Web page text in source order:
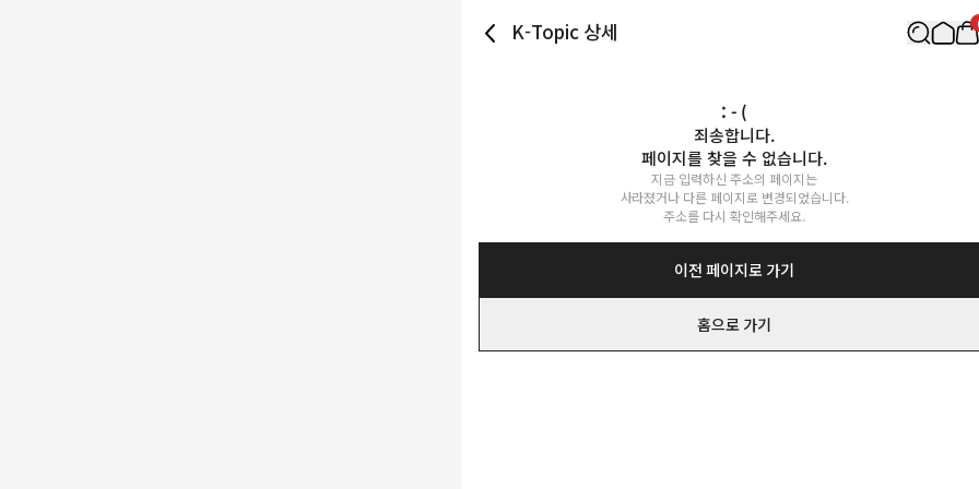
K-Topic 상세
: - (
죄송합니다.
페이지를 찾을 수 없습니다.
지금 입력하신 주소의 페이지는
사라졌거나 다른 페이지로 변경되었습니다.
주소를 다시 확인해주세요.
이전 페이지로 가기
홈으로 가기